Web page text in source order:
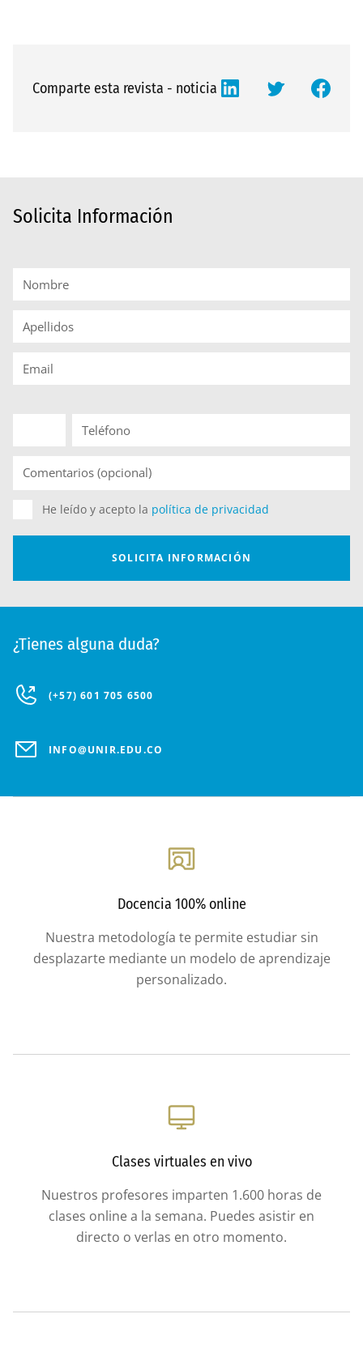
Comparte esta revista - noticia
Solicita Información
¿Tienes alguna duda?
(+57) 601 705 6500
INFO@UNIR.EDU.CO
Docencia 100% online
Nuestra metodología te permite estudiar sin
desplazarte mediante un modelo de aprendizaje
personalizado.
Clases virtuales en vivo
Nuestros profesores imparten 1.600 horas de
clases online a la semana. Puedes asistir en
directo o verlas en otro momento.